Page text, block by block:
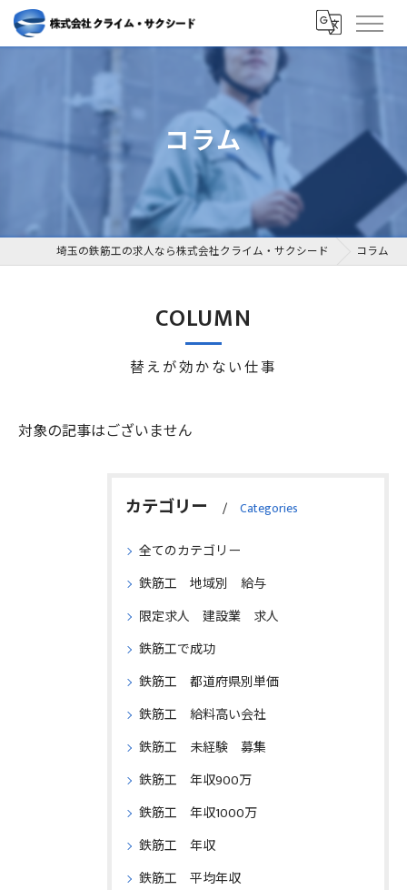
コラム
埼玉の鉄筋工の求人なら株式会社クライム・サクシード コラム
COLUMN
替えが効かない仕事
対象の記事はございません
カテゴリー Categories
全てのカテゴリー
鉄筋工 地域別 給与
限定求人 建設業 求人
鉄筋工で成功
鉄筋工 都道府県別単価
鉄筋工 給料高い会社
鉄筋工 未経験 募集
鉄筋工 年収900万
鉄筋工 年収1000万
鉄筋工 年収
鉄筋工 平均年収